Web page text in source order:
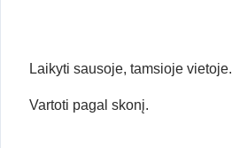
Laikyti sausoje, tamsioje vietoje.
Vartoti pagal skonį.